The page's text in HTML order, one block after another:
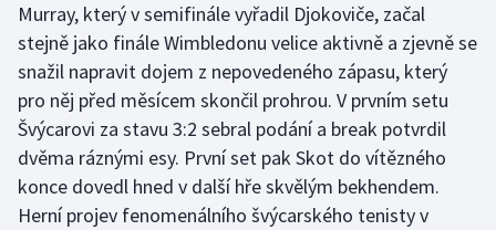
Jezdectví
Judo
Krasobruslení
Lezení
Murray, který v semifinále vyřadil Djokoviče, začal
stejně jako finále Wimbledonu velice aktivně a zjevně se
snažil napravit dojem z nepovedeného zápasu, který
pro něj před měsícem skončil prohrou. V prvním setu
Švýcarovi za stavu 3:2 sebral podání a break potvrdil
dvěma ráznými esy. První set pak Skot do vítězného
konce dovedl hned v další hře skvělým bekhendem.
Herní projev fenomenálního švýcarského tenisty v